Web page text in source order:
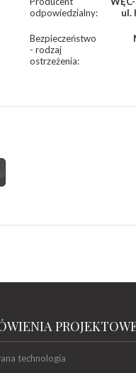
odpowiedzialny:
ul.
Bezpieczeństwo
- rodzaj
ostrzeżenia:
technologia